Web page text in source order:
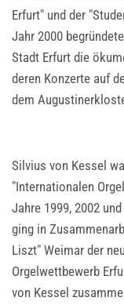
Erfurt" und der
Jahr 2000
Stadt Erfurt die
deren Konzerte auf
dem
Silvius von Kessel
"Internationalen
Jahre 1999, 2002
ging in
Liszt" Weimar der
Orgelwettbewerb
von Kessel